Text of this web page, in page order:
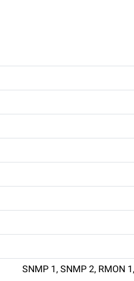
SNMP 1, SNMP 2, RMON